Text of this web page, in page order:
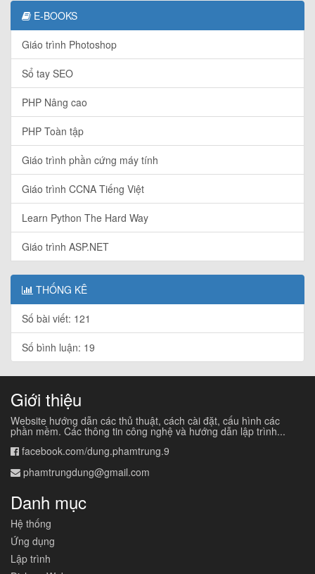
E-BOOKS
Giáo trình Photoshop
Sổ tay SEO
PHP Nâng cao
PHP Toàn tập
Giáo trình phần cứng máy tính
Giáo trình CCNA Tiếng Việt
Learn Python The Hard Way
Giáo trình ASP.NET
THỐNG KÊ
Số bài viết: 121
Số bình luận: 19
Giới thiệu
Website hướng dẫn các thủ thuật, cách cài đặt, cấu hình các
phần mềm. Các thông tin công nghệ và hướng dẫn lập trình...
facebook.com/dung.phamtrung.9
phamtrungdung@gmail.com
Danh mục
Hệ thống
Ứng dụng
Lập trình